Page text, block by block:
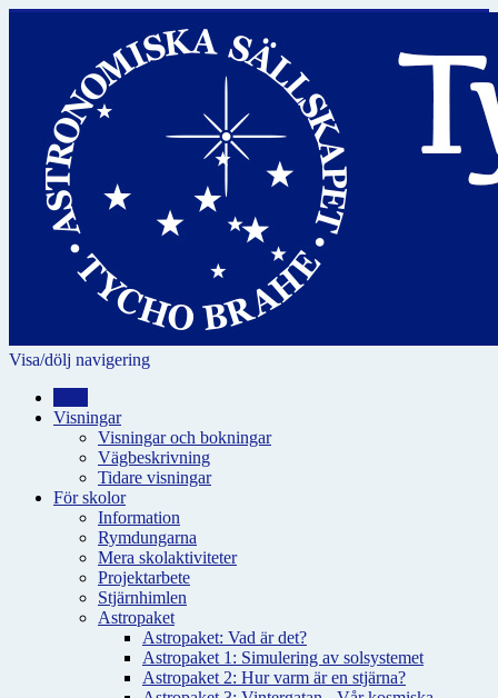
Visa/dölj navigering
Visningar
Visningar och bokningar
Vägbeskrivning
Tidare visningar
För skolor
Information
Rymdungarna
Mera skolaktiviteter
Projektarbete
Stjärnhimlen
Astropaket
Astropaket: Vad är det?
Astropaket 1: Simulering av solsystemet
Astropaket 2: Hur varm är en stjärna?